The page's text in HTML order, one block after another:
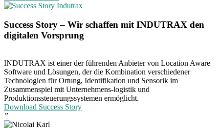
Success Story – Wir schaffen mit INDUTRAX den
digitalen Vorsprung
INDUTRAX ist einer der führenden Anbieter von Location Aware
Software und Lösungen, der die Kombination verschiedener
Technologien für Ortung, Identifikation und Sensorik im
Zusammenspiel mit Unternehmens-logistik und
Produktionssteuerungssystemen ermöglicht.
Download Success Story
”